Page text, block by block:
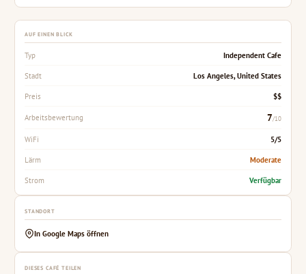
AUF EINEN BLICK
Typ Independent Cafe
Stadt Los Angeles, United States
Preis $$
Arbeitsbewertung 7/10
WiFi 5/5
Lärm Moderate
Strom Verfügbar
STANDORT
In Google Maps öffnen
DIESES CAFÉ TEILEN